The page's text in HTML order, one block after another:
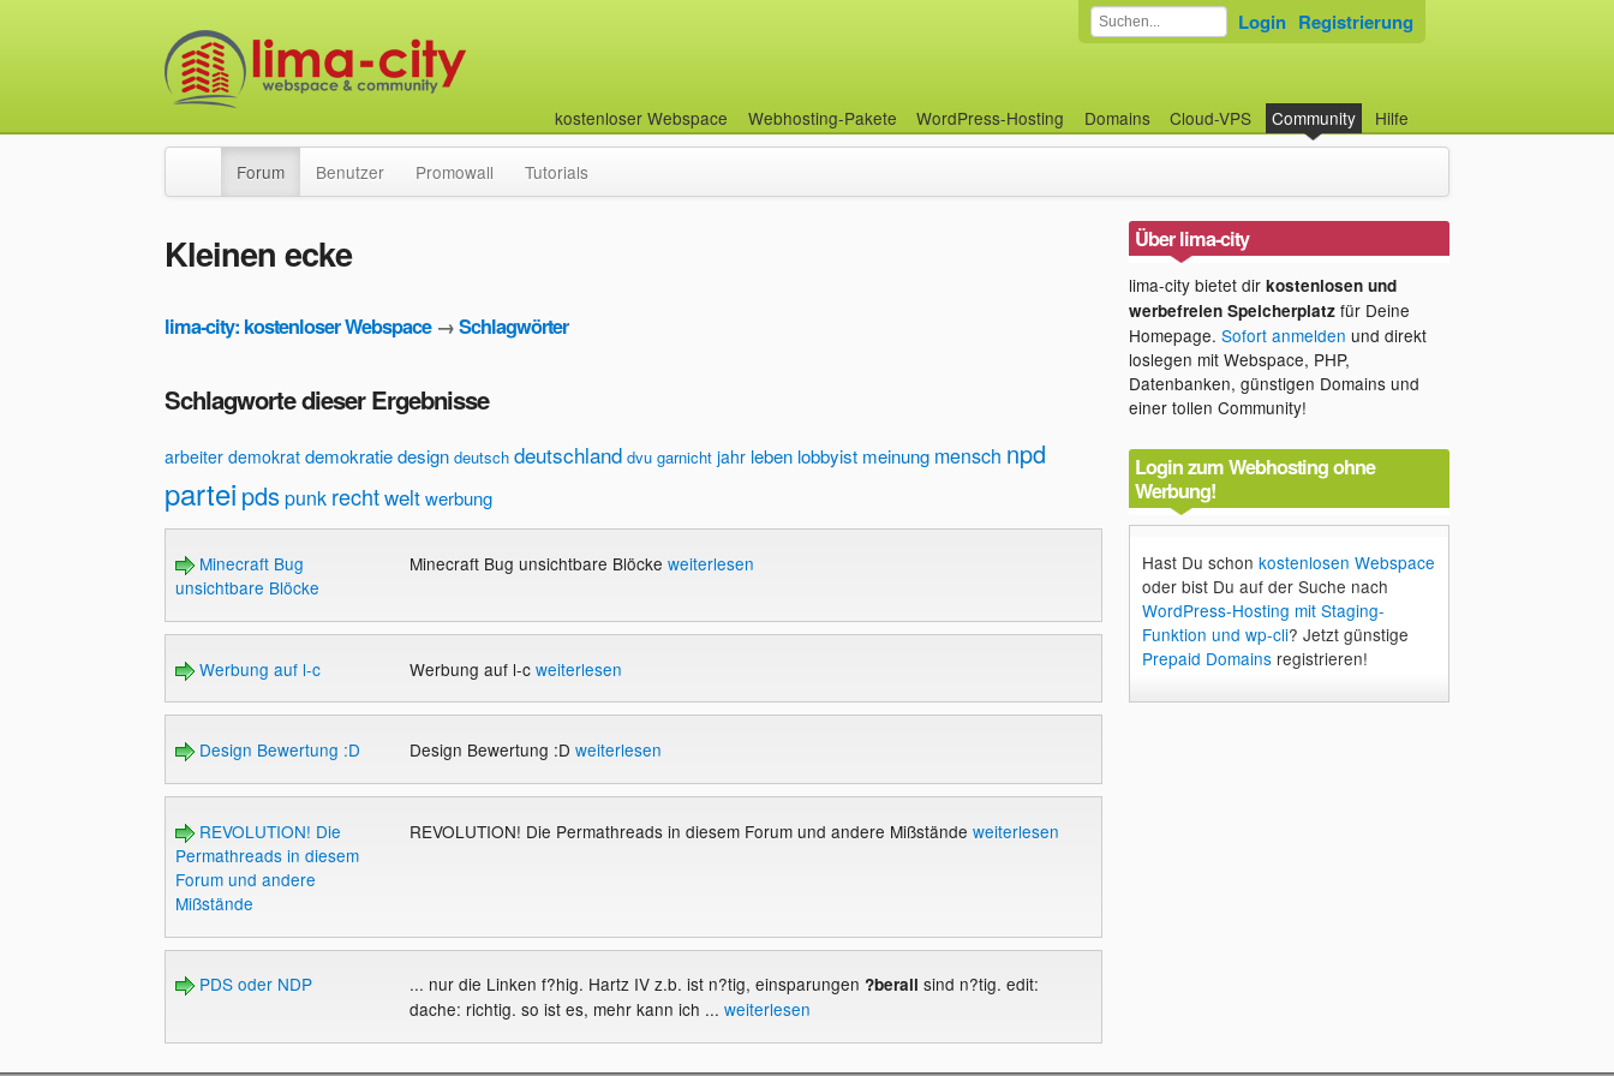
kostenloser Webspace Webhosting-Pakete WordPress-Hosting Domains Cloud-VPS Community Hilfe
Login Registrierung
Forum Benutzer Promowall Tutorials
Kleinen ecke
lima-city: kostenloser Webspace→Schlagwörter
Schlagworte dieser Ergebnisse
arbeiter demokrat demokratiedesign deutsch deutschland dvu garnicht jahr leben lobbyist meinung mensch npd
partei pdspunk rechtweltwerbung
Minecraft Bug
unsichtbare Blöcke
Minecraft Bug unsichtbare Blöcke weiterlesen
Werbung auf l-c Werbung auf l-c weiterlesen
Design Bewertung :D Design Bewertung :D weiterlesen
REVOLUTION! Die
Permathreads in diesem
Forum und andere
Mißstände
REVOLUTION! Die Permathreads in diesem Forum und andere Mißstände weiterlesen
PDS oder NDP ... nur die Linken f?hig. Hartz IV z.b. ist n?tig, einsparungen ?berall sind n?tig. edit:
dache: richtig. so ist es, mehr kann ich ... weiterlesen
Über lima-city
lima-city bietet dir kostenlosen und
werbefreien Speicherplatzfür Deine
Homepage. Sofort anmelden und direkt
loslegen mit Webspace, PHP,
Datenbanken, günstigen Domains und
einer tollen Community!
Login zum Webhosting ohne
Werbung!
Hast Du schon kostenlosen Webspace
oder bist Du auf der Suche nach
WordPress-Hosting mit Staging-
Funktion und wp-cli? Jetzt günstige
Prepaid Domainsregistrieren!